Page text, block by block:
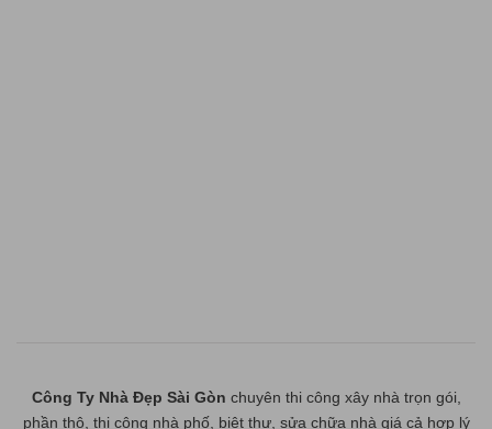
Công Ty Nhà Đẹp Sài Gòn chuyên thi công xây nhà trọn gói,
phần thô, thi công nhà phố, biệt thự, sửa chữa nhà giá cả hợp lý